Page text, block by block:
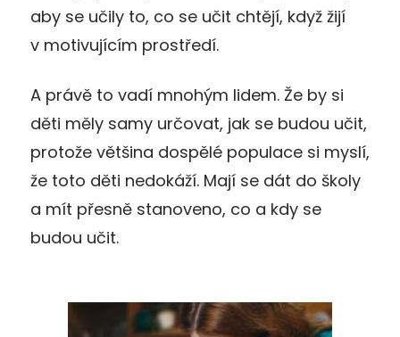
aby se učily to, co se učit chtějí, když žijí
v motivujícím prostředí.
A právě to vadí mnohým lidem. Že by si
děti měly samy určovat, jak se budou učit,
protože většina dospělé populace si myslí,
že toto děti nedokáží. Mají se dát do školy
a mít přesně stanoveno, co a kdy se
budou učit.